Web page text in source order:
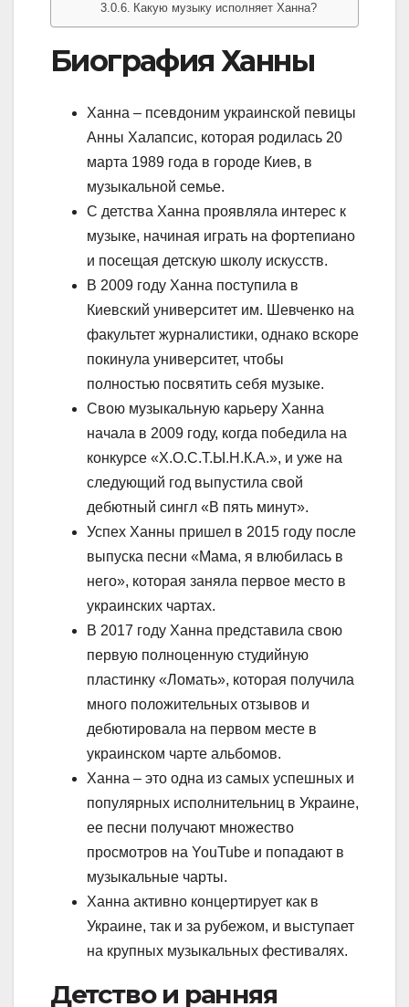
Какую музыку исполняет Ханна?
Биография Ханны
Ханна – псевдоним украинской певицы
Анны Халапсис, которая родилась 20
марта 1989 года в городе Киев, в
музыкальной семье.
С детства Ханна проявляла интерес к
музыке, начиная играть на фортепиано
и посещая детскую школу искусств.
В 2009 году Ханна поступила в
Киевский университет им. Шевченко на
факультет журналистики, однако вскоре
покинула университет, чтобы
полностью посвятить себя музыке.
Свою музыкальную карьеру Ханна
начала в 2009 году, когда победила на
конкурсе «Х.О.С.Т.Ы.Н.К.А.», и уже на
следующий год выпустила свой
дебютный сингл «В пять минут».
Успех Ханны пришел в 2015 году после
выпуска песни «Мама, я влюбилась в
него», которая заняла первое место в
украинских чартах.
В 2017 году Ханна представила свою
первую полноценную студийную
пластинку «Ломать», которая получила
много положительных отзывов и
дебютировала на первом месте в
украинском чарте альбомов.
Ханна – это одна из самых успешных и
популярных исполнительниц в Украине,
ее песни получают множество
просмотров на YouTube и попадают в
музыкальные чарты.
Ханна активно концертирует как в
Украине, так и за рубежом, и выступает
на крупных музыкальных фестивалях.
Детство и ранняя